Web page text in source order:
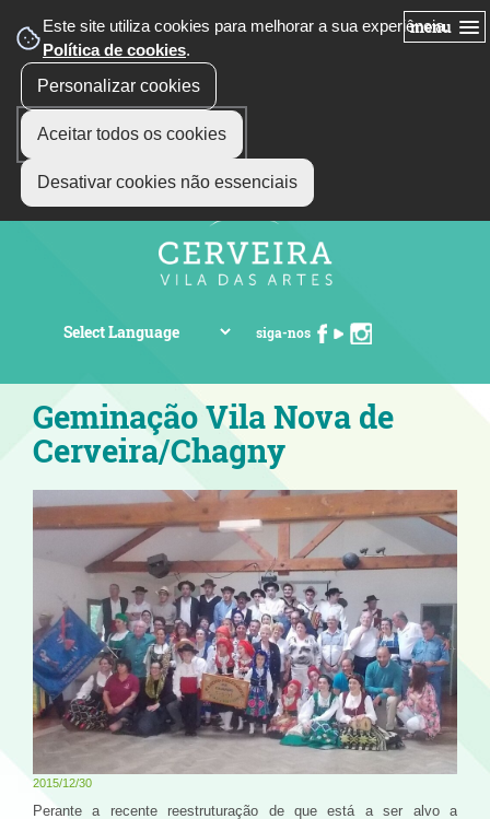
Este site utiliza cookies para melhorar a sua experiência.
Política de cookies.
Personalizar cookies
Aceitar todos os cookies
Desativar cookies não essenciais
menu
siga-nos
Geminação Vila Nova de
Cerveira/Chagny
2015/12/30
Perante a recente reestruturação de que está a ser alvo a